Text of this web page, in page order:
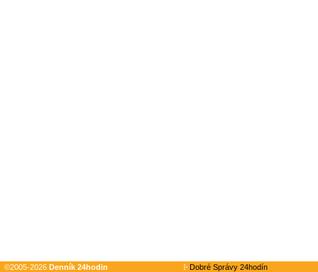
©2005-2026 Denník 24hodin
Dobré Správy 24hodín